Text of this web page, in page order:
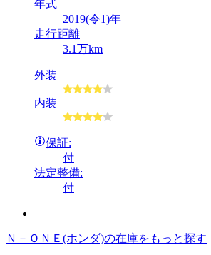
年式
2019(令1)年
走行距離
3.1万km
外装
内装
保証:
付
法定整備:
付
Ｎ－ＯＮＥ(ホンダ)の在庫をもっと探す